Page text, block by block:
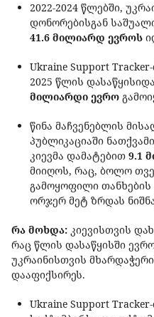
2022-2024 წლებში,
დონორებისგან
41.6 მილიარდ ევროს
Ukraine Support
2025 წლის
მილიარდი ევრო
წინა მაჩვენებლის
პუბლიკაციაში
კიევმა დამატებით 9.1
მიიღოს, რაც, ბოლო
გამოყოფილი
ორჯერ მეტ ზრდას
რა მოხდა: კიევისთვის
რაც წლის დასაწყისში
უკრაინისთვის
დააფიქსირეს.
Ukraine Support